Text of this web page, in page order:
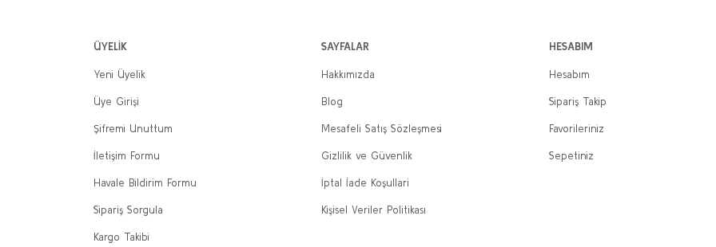
ÜYELİK
Yeni Üyelik
Üye Girişi
Şifremi Unuttum
İletişim Formu
Havale Bildirim Formu
Sipariş Sorgula
Kargo Takibi
SAYFALAR
Hakkımızda
Blog
Mesafeli Satış Sözleşmesi
Gizlilik ve Güvenlik
İptal İade Koşullari
Kişisel Veriler Politikası
HESABIM
Hesabım
Sipariş Takip
Favorileriniz
Sepetiniz